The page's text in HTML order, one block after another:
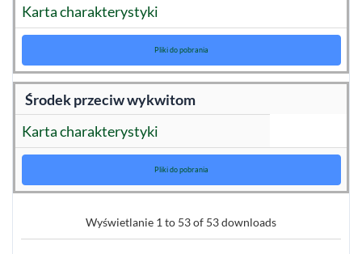
Karta charakterystyki
Pliki do pobrania
Środek przeciw wykwitom
Karta charakterystyki
Pliki do pobrania
Wyświetlanie 1 to 53 of 53 downloads